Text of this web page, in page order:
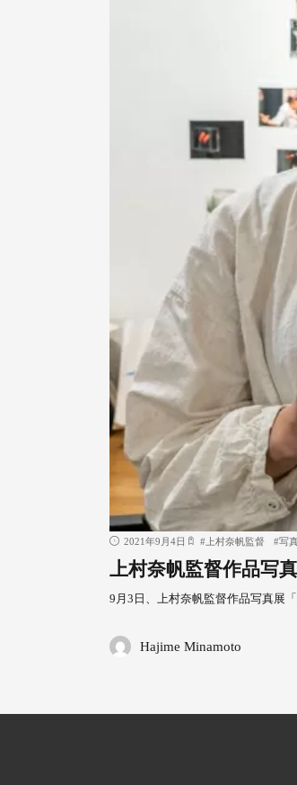
2021年9月4日 # 上村奈帆監督 #写
上村奈帆監督作品写
9月3日、上村奈帆監督作品写真展
Hajime Minamoto